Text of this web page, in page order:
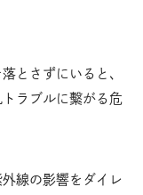
とさずにいると、
ラブルに繫がる危
線の影響をダイレ